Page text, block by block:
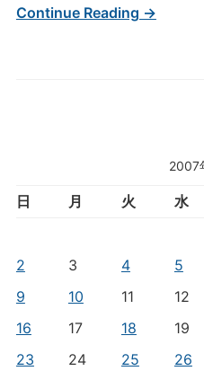
2007
日 月 火 水
2
3 4 5
9
10 11 12
16
17 18 19
23
24 25 26
Continue Reading →